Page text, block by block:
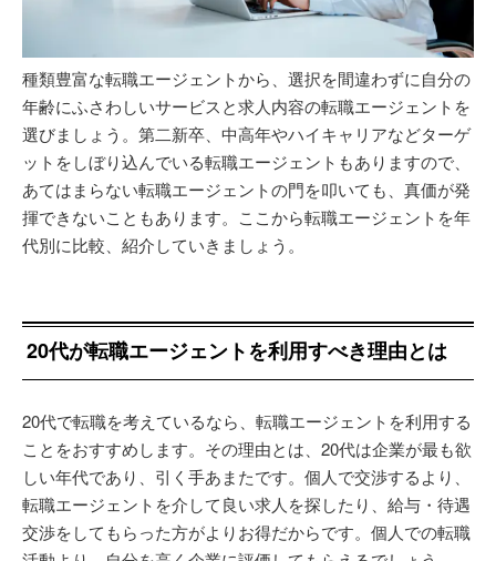
種類豊富な転職エージェントから、選択を間違わずに自分の
年齢にふさわしいサービスと求人内容の転職エージェントを
選びましょう。第二新卒、中高年やハイキャリアなどターゲ
ットをしぼり込んでいる転職エージェントもありますので、
あてはまらない転職エージェントの門を叩いても、真価が発
揮できないこともあります。ここから転職エージェントを年
代別に比較、紹介していきましょう。
20代が転職エージェントを利用すべき理由とは
20代で転職を考えているなら、転職エージェントを利用する
ことをおすすめします。その理由とは、20代は企業が最も欲
しい年代であり、引く手あまたです。個人で交渉するより、
転職エージェントを介して良い求人を探したり、給与・待遇
交渉をしてもらった方がよりお得だからです。個人での転職